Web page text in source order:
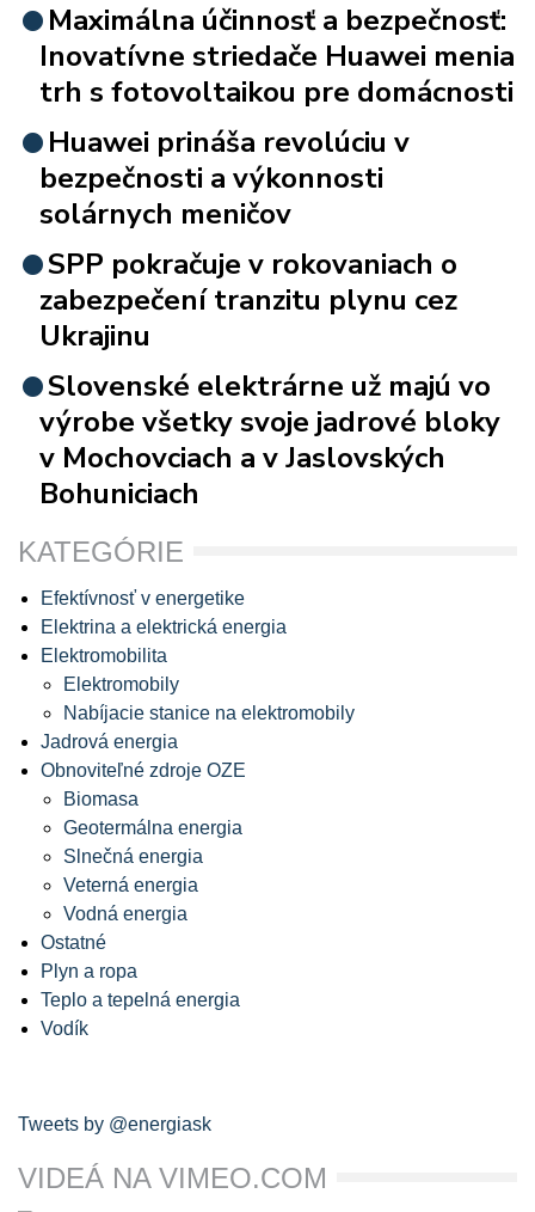
Maximálna účinnosť a bezpečnosť:
Inovatívne striedače Huawei menia
trh s fotovoltaikou pre domácnosti
Huawei prináša revolúciu v
bezpečnosti a výkonnosti
solárnych meničov
SPP pokračuje v rokovaniach o
zabezpečení tranzitu plynu cez
Ukrajinu
Slovenské elektrárne už majú vo
výrobe všetky svoje jadrové bloky
v Mochovciach a v Jaslovských
Bohuniciach
KATEGÓRIE
Efektívnosť v energetike
Elektrina a elektrická energia
Elektromobilita
Elektromobily
Nabíjacie stanice na elektromobily
Jadrová energia
Obnoviteľné zdroje OZE
Biomasa
Geotermálna energia
Slnečná energia
Veterná energia
Vodná energia
Ostatné
Plyn a ropa
Teplo a tepelná energia
Vodík
Tweets by @energiask
VIDEÁ NA VIMEO.COM